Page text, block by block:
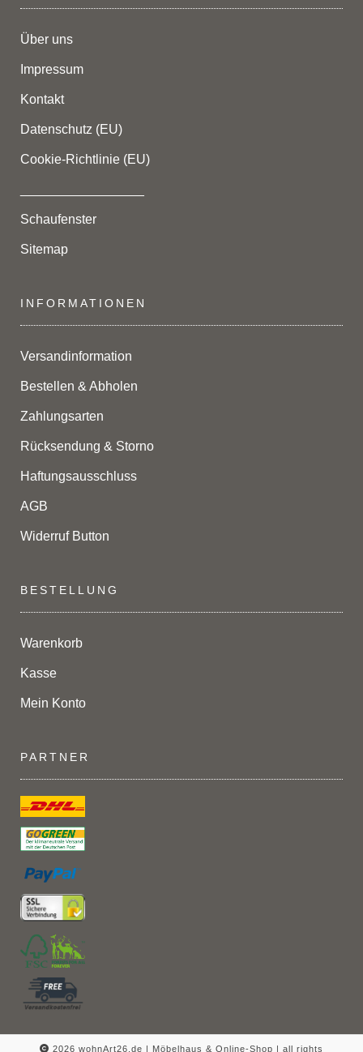
Über uns
Impressum
Kontakt
Datenschutz (EU)
Cookie-Richtlinie (EU)
Schaufenster
Sitemap
INFORMATIONEN
Versandinformation
Bestellen & Abholen
Zahlungsarten
Rücksendung & Storno
Haftungsausschluss
AGB
Widerruf Button
BESTELLUNG
Warenkorb
Kasse
Mein Konto
PARTNER
2026 wohnArt26.de | Möbelhaus & Online-Shop | all rights